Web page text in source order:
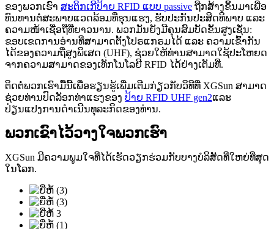
ຂອງພວກເຮົາ ສະຕິກເກີປ້າຍ RFID ແບບ passive ຖືກສ້າງຂຶ້ນມາເພື່ອ
ທົນທານຕໍ່ສະພາບແວດລ້ອມທີ່ຮຸນແຮງ, ຮັບປະກັນປະສິດທິພາບ ແລະ
ຄວາມໜ້າເຊື່ອຖືທີ່ຍາວນານ. ພວກມັນຍັງມີຄຸນສົມບັດຂັ້ນສູງເຊັ່ນ:
ຂອບເຂດການອ່ານທີ່ສາມາດຕັ້ງໂປຣແກຣມໄດ້ ແລະ ຄວາມເຂົ້າກັນ
ໄດ້ຂອງຄວາມຖີ່ສູງພິເສດ (UHF), ຊ່ວຍໃຫ້ທ່ານສາມາດໃຊ້ປະໂຫຍດ
ຈາກຄວາມສາມາດຂອງເທັກໂນໂລຢີ RFID ໄດ້ຢ່າງເຕັມທີ່.
ຕິດຕໍ່ພວກເຮົາມື້ນີ້ເພື່ອຮຽນຮູ້ເພີ່ມເຕີມກ່ຽວກັບວິທີທີ່ XGSun ສາມາດ
ຊ່ວຍທ່ານປົດລັອກທ່າແຮງຂອງ ປ້າຍ RFID UHF gen2ແລະ
ປ່ຽນແປງການດຳເນີນທຸລະກິດຂອງທ່ານ.
ພວກເຂົາໄວ້ວາງໃຈພວກເຮົາ
XGSun ມີຄວາມພູມໃຈທີ່ໄດ້ເຮັດວຽກຮ່ວມກັບບາງບໍລິສັດທີ່ໃຫຍ່ທີ່ສຸດ
ໃນໂລກ.